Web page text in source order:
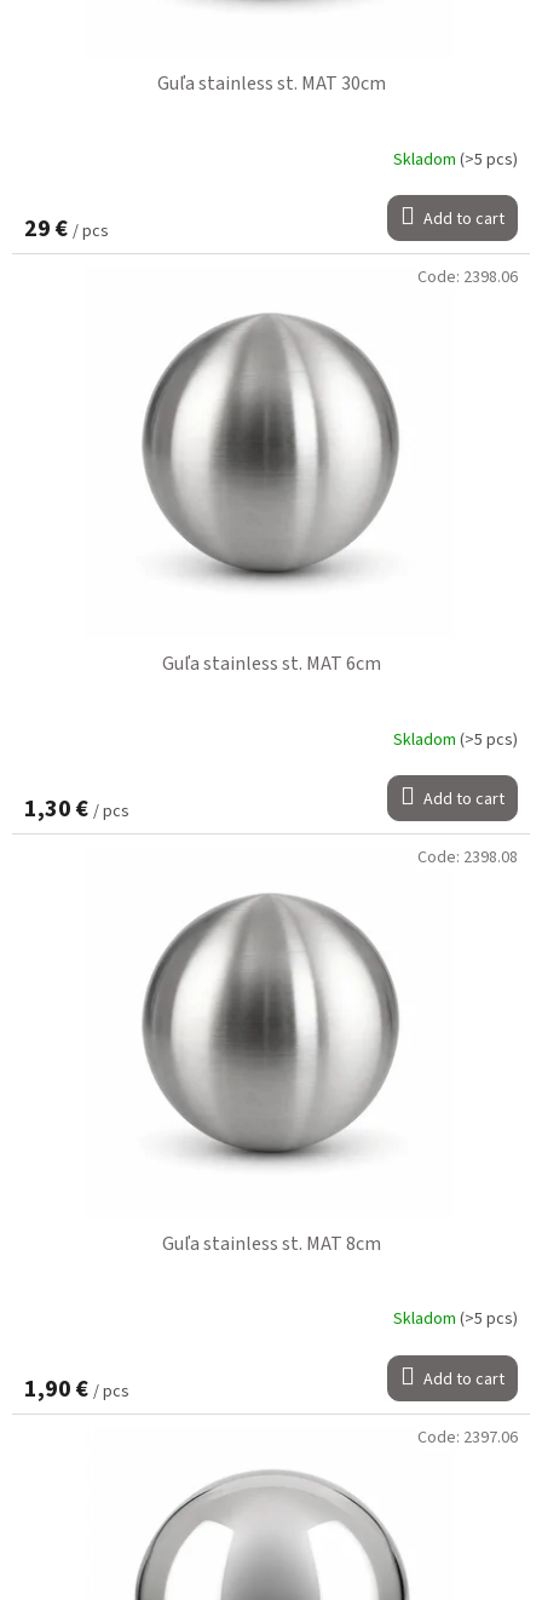
Guľa stainless st. MAT 30cm
Skladom (>5 pcs)
29 € / pcs Add to cart
Guľa stainless st. MAT 6cm
Skladom (>5 pcs)
1,30 € / pcs Add to cart
Code: 2398.06
Guľa stainless st. MAT 8cm
Skladom (>5 pcs)
1,90 € / pcs Add to cart
Code: 2398.08
Code: 2397.06